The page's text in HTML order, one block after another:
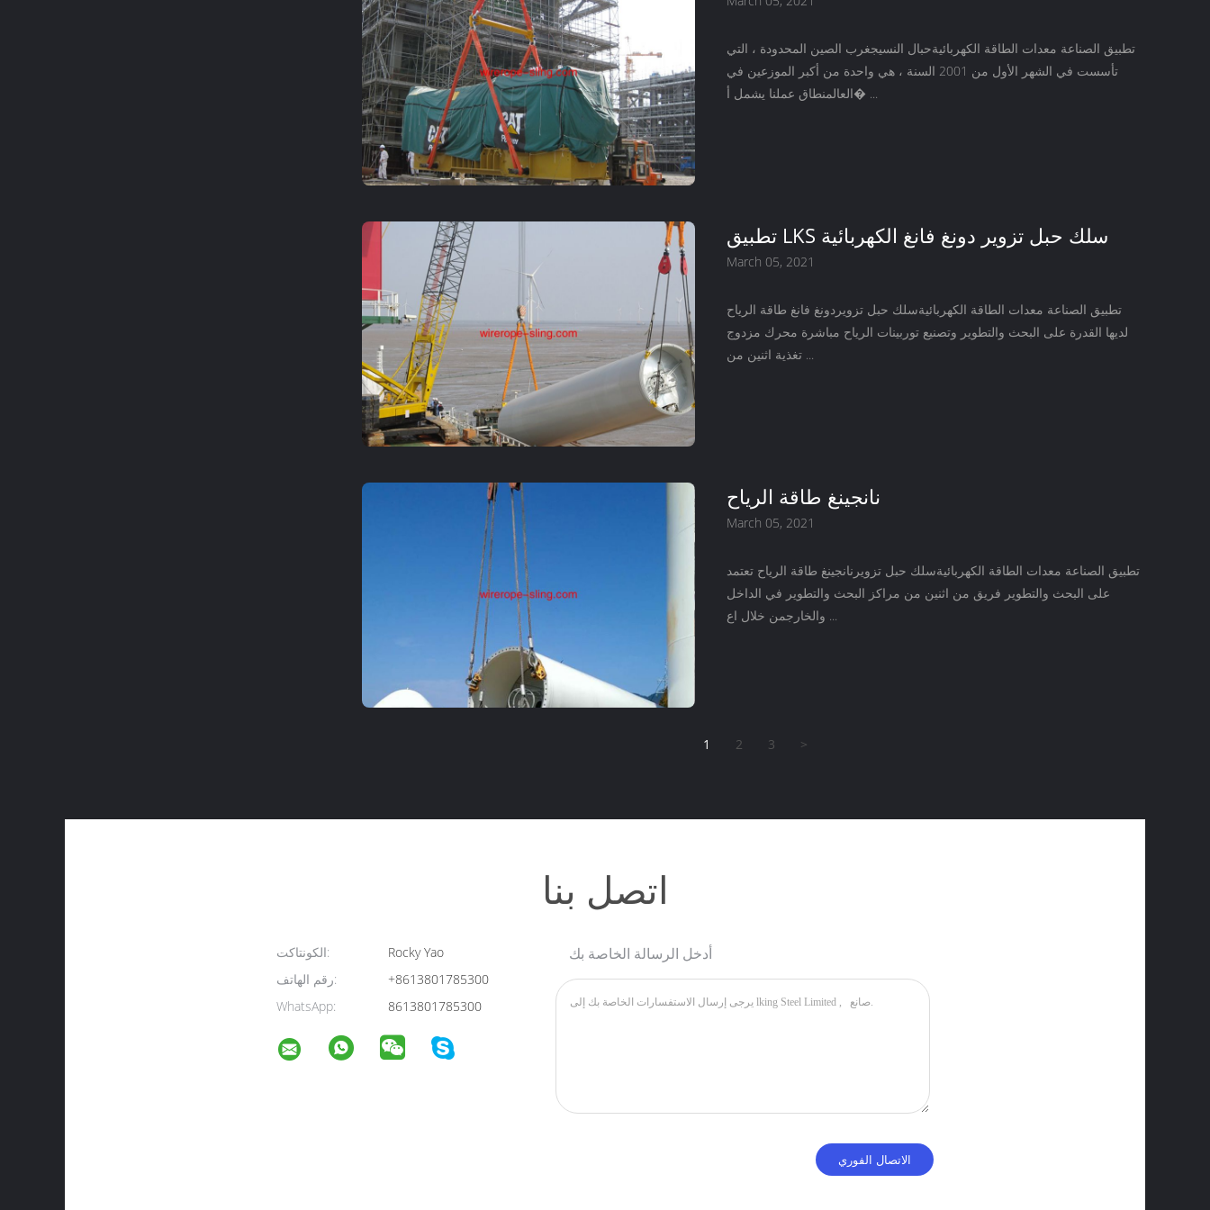
تطبيق الصناعة معدات الطاقة الكهربائيةحبال النسيجغرب الصين المحدودة ، التي
تأسست في الشهر الأول من 2001 السنة ، هي واحدة من أكبر الموزعين في
العالمنطاق عملنا يشمل أ� ...
تطبيق LKS سلك حبل تزوير دونغ فانغ الكهربائية
March 05, 2021
تطبيق الصناعة معدات الطاقة الكهربائيةسلك حبل تزويردونغ فانغ طاقة الرياح
لديها القدرة على البحث والتطوير وتصنيع توربينات الرياح مباشرة محرك مزدوج
تغذية اثنين من ...
نانجينغ طاقة الرياح
March 05, 2021
تطبيق الصناعة معدات الطاقة الكهربائيةسلك حبل تزويرنانجينغ طاقة الرياح تعتمد
على البحث والتطوير فريق من اثنين من مراكز البحث والتطوير في الداخل
والخارجمن خلال اع ...
1 2 3 >
اتصل بنا
الكونتاكت:
Rocky Yao
رقم الهاتف:
+8613801785300
WhatsApp:
8613801785300
أدخل الرسالة الخاصة بك